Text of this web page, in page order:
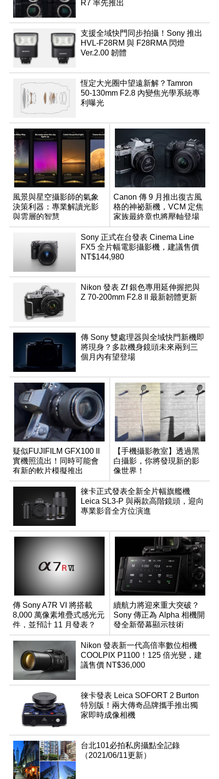
R7 率先推出
支援全域快門同步拍攝！Sony 推出
HVL-F28RM 與 F28RMA 閃燈
Ver.2.00 韌體
恆定大光圈中望遠新解？Tamron
50-130mm F2.8 內變焦光學系統專
利曝光
風景與星空攝影師的氣象
決策利器：專業解讀光影
與雲層的智慧
App「Atmos」登場
Canon 傳 9 月推出復古風
格的神祕新機，VCM 定焦
家族最終章也將壓軸登場
Sony 正式在台發表 Cinema Line
FX5 全片幅電影攝影機，建議售價
NT$144,980
Nikon 發表 Zf 銀色專用延伸握把與
Z 70-200mm F2.8 II 最新韌體更新
傳 Sony 雙處理器與全域快門新機即
將現身？多款機身鏡頭未來兩到三
個月內有望登場
疑似FUJIFILM GFX100 II
實機照流出！同時可能會
有新的軟片模擬推出
【手機攝影教室】透過黑
白攝影，你將發現新的影
像世界！
徠卡正式發表全新全片幅旗艦機
Leica SL3-P 與兩款高階鏡頭，迎向
專業影音全方位演進
傳 Sony A7R VI 將搭載
8,000 萬像素堆疊式感光元
件，並預計 11 月發表？
續航力將迎來重大突破？
Sony 傳正為 Alpha 相機開
發全新螢幕顯示技術
Nikon 發表新一代高倍率數位相機
COOLPIX P1100！125 倍光變，建
議售價 NT$36,000
徠卡發表 Leica SOFORT 2 Burton
特別版！兩大傳奇品牌攜手推出獨
家即時成像相機
台北101必拍私房攝點全記錄
（2021/06/11更新）